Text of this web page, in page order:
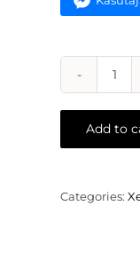
D2S
M-
Tech
Add to
Categories: